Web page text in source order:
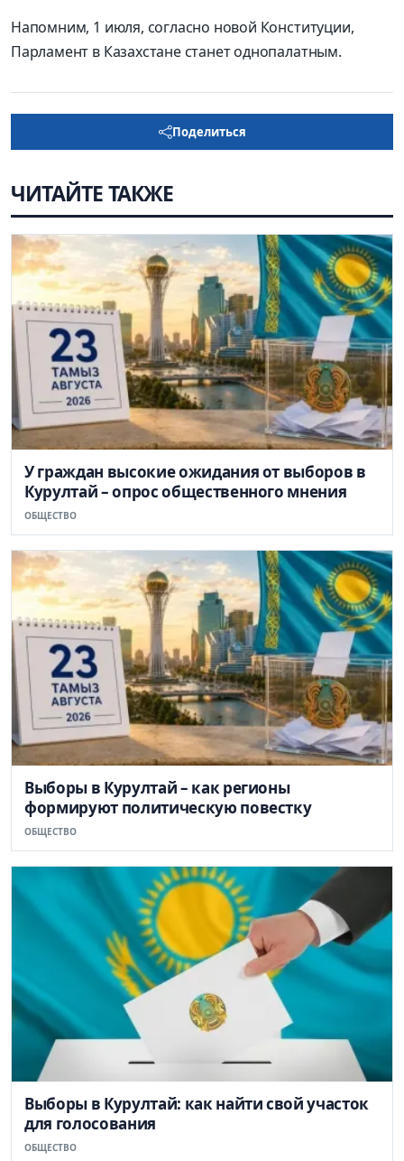
Напомним, 1 июля, согласно новой Конституции,
Парламент в Казахстане станет однопалатным.
Поделиться
ЧИТАЙТЕ ТАКЖЕ
У граждан высокие ожидания от выборов в
Курултай – опрос общественного мнения
ОБЩЕСТВО
Выборы в Курултай – как регионы
формируют политическую повестку
ОБЩЕСТВО
Выборы в Курултай: как найти свой участок
для голосования
ОБЩЕСТВО